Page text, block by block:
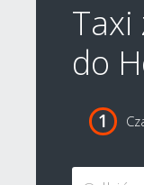
Taxi
do